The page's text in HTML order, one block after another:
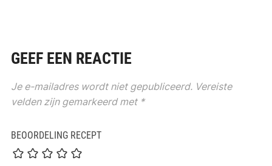
GEEF EEN REACTIE
Je e-mailadres wordt niet gepubliceerd. Vereiste
velden zijn gemarkeerd met *
BEOORDELING RECEPT